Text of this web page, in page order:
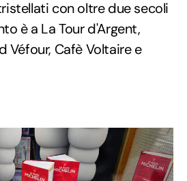
con oltre due secoli
è a La Tour d'Argent,
Véfour, Cafè Voltaire e